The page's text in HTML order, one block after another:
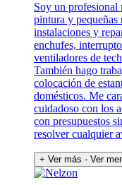
Soy un profesional
pintura y pequeñas
instalaciones y
enchufes,
ventiladores de
También hago
colocación de
domésticos. Me
cuidadoso con los
con presupuestos
resolver cualquier
+ Ver más - Ver